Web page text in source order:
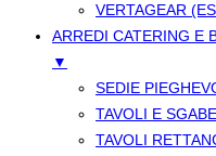
VERTAGEAR
ARREDI CATERING E
▼
SEDIE
TAVOLI E
TAVOLI